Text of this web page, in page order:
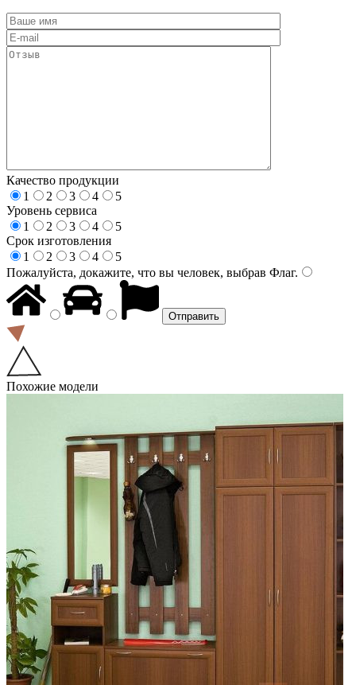
Качество продукции
1
2 3 4
5
Уровень сервиса
1
2 3 4
5
Срок изготовления
1
2 3 4
5
Пожалуйста, докажите, что вы человек, выбрав Флаг.
Похожие модели